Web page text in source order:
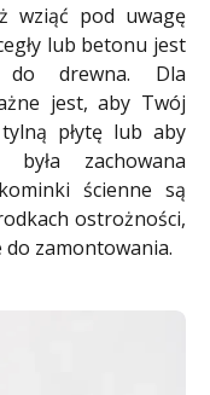
wziąć pod uwagę
lub betonu jest
do drewna. Dla
jest, aby Twój
płytę lub aby
zachowana
ścienne są
ostrożności,
do zamontowania.